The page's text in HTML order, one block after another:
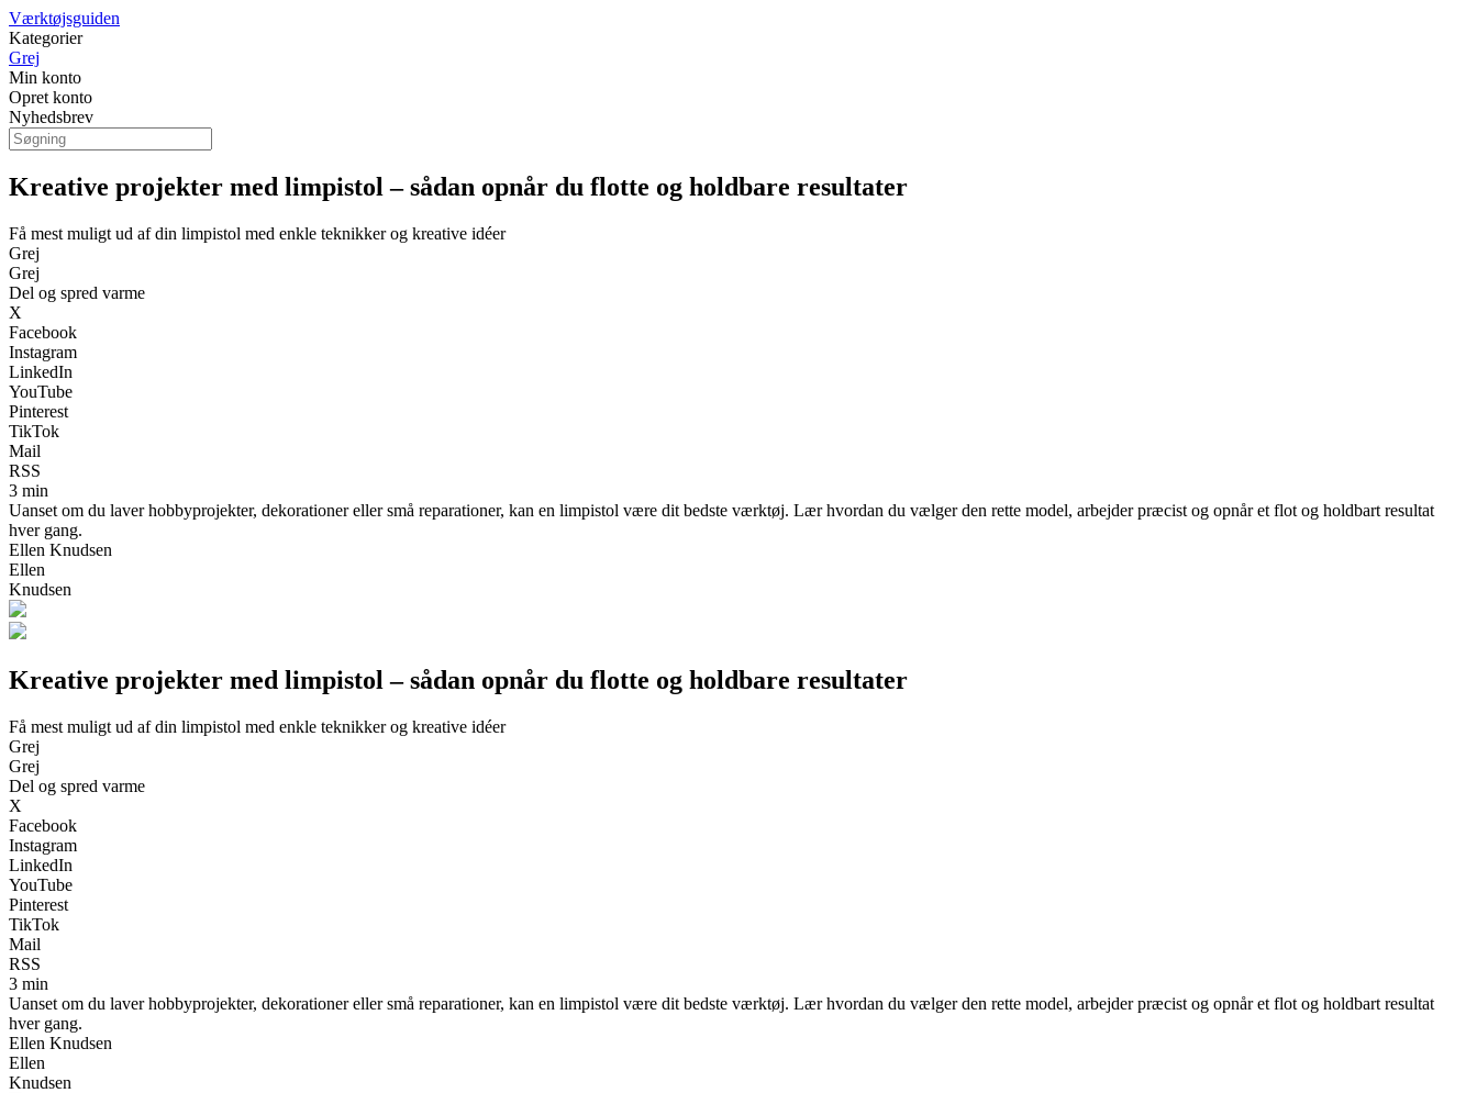
Værktøjsguiden
Kategorier
Grej
Min konto
Opret konto
Nyhedsbrev
Kreative projekter med limpistol – sådan opnår du flotte og holdbare resultater
Få mest muligt ud af din limpistol med enkle teknikker og kreative idéer
Grej
Grej
Del og spred varme
X
Facebook
Instagram
LinkedIn
YouTube
Pinterest
TikTok
Mail
RSS
3 min
Uanset om du laver hobbyprojekter, dekorationer eller små reparationer, kan en limpistol være dit bedste værktøj. Lær hvordan du vælger den rette model, arbejder præcist og opnår et flot og holdbart resultat
hver gang.
Ellen Knudsen
Ellen
Knudsen
Kreative projekter med limpistol – sådan opnår du flotte og holdbare resultater
Få mest muligt ud af din limpistol med enkle teknikker og kreative idéer
Grej
Grej
Del og spred varme
X
Facebook
Instagram
LinkedIn
YouTube
Pinterest
TikTok
Mail
RSS
3 min
Uanset om du laver hobbyprojekter, dekorationer eller små reparationer, kan en limpistol være dit bedste værktøj. Lær hvordan du vælger den rette model, arbejder præcist og opnår et flot og holdbart resultat
hver gang.
Ellen Knudsen
Ellen
Knudsen